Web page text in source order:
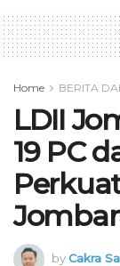
Home BERITA
LDII
19 PC
byCakra